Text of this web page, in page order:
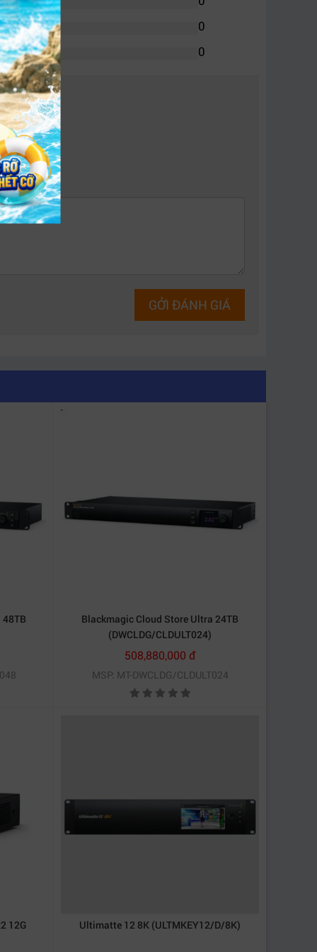
đại!Caption
trên cùng hệ thống routing. Thiết bị cho
biệt. Ví dụ:
0
0
GỞI ĐÁNH GIÁ
Blackmagic Cloud Store Ultra 24TB
(DWCLDG/CLDULT024)
508,880,000 đ
MSP: MT-DWCLDG/CLDULT024
12G Ultimatte 12 8K (ULTMKEY12/D/8K)